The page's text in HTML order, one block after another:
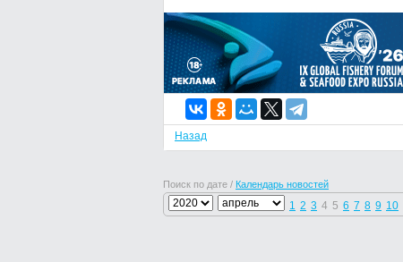
Назад
Поиск по дате / Календарь новостей
1 2 3 4 5 6 7 8 9 10